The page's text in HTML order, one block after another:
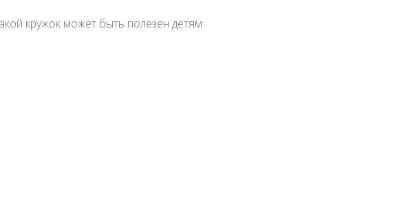
кружок может быть полезен детям